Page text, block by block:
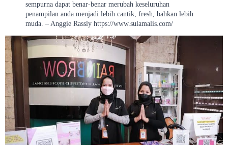
sempurna dapat benar-benar merubah keseluruhan
penampilan anda menjadi lebih cantik, fresh, bahkan lebih
muda. – Anggie Rassly https://www.sulamalis.com/